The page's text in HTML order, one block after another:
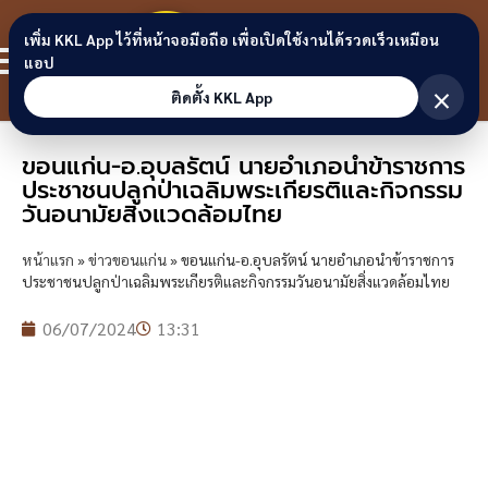
Skip to content
ขอนแก่น
ลิงก์
ขอนแก่น-อ.อุบลรัตน์ นายอำเภอนำข้าราชการ
ประชาชนปลูกป่าเฉลิมพระเกียรติและกิจกรรม
วันอนามัยสิ่งแวดล้อมไทย
หน้าแรก »ข่าวขอนแก่น»ขอนแก่น-อ.อุบลรัตน์ นายอำเภอนำข้าราชการ
ประชาชนปลูกป่าเฉลิมพระเกียรติและกิจกรรมวันอนามัยสิ่งแวดล้อมไทย
06/07/2024 13:31
เพิ่ม KKL App ไว้ที่หน้าจอมือถือ เพื่อเปิดใช้งานได้รวดเร็วเหมือน
แอป
ติดตั้ง KKL App
×